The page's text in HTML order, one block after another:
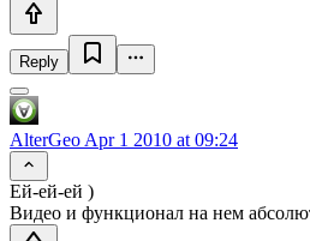
Reply
AlterGeo Apr 1 2010 at 09:24
Ей-ей-ей )
Видео и функционал на нем